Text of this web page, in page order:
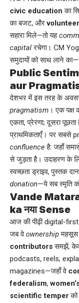
civic education का
का बजट, और
सहारा मिले—तो यह
capitalरचेगा। CM
समुदायों को साथ लाने
Public
aur
देशभर में इस तरह के
pragmatism । एक पक्ष
एकता, प्रेरणा; दूसरा
प्राथमिकताएँ। पर सबसे
confluenceहै: जहाँ
से जुड़ता है। उदाहरण के
स्वच्छता ड्राइव, पुस्तक
donation—ये सब स्मृति
Vande
ka नया Sense
आज की पीढ़ी digital-first
जब वेownership
contributorsसमझें,
podcasts, reels,
magazines—जहाँ वे
federalism,
scientific temper